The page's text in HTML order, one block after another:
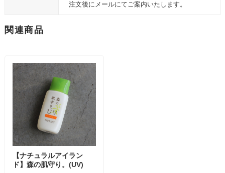
注文後にメールにてご案内いたします。
関連商品
【ナチュラルアイラン
ド】森の肌守り。(UV)